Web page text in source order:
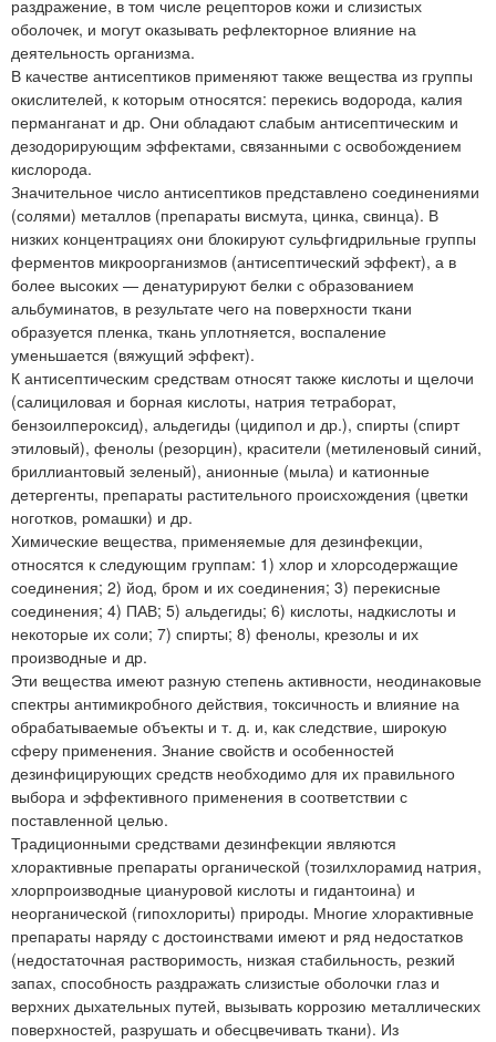
раздражение, в том числе рецепторов кожи и слизистых
оболочек, и могут оказывать рефлекторное влияние на
деятельность организма.
В качестве антисептиков применяют также вещества из группы
окислителей, к которым относятся: перекись водорода, калия
перманганат и др. Они обладают слабым антисептическим и
дезодорирующим эффектами, связанными с освобождением
кислорода.
Значительное число антисептиков представлено соединениями
(солями) металлов (препараты висмута, цинка, свинца). В
низких концентрациях они блокируют сульфгидрильные группы
ферментов микроорганизмов (антисептический эффект), а в
более высоких — денатурируют белки с образованием
альбуминатов, в результате чего на поверхности ткани
образуется пленка, ткань уплотняется, воспаление
уменьшается (вяжущий эффект).
К антисептическим средствам относят также кислоты и щелочи
(салициловая и борная кислоты, натрия тетраборат,
бензоилпероксид), альдегиды (цидипол и др.), спирты (спирт
этиловый), фенолы (резорцин), красители (метиленовый синий,
бриллиантовый зеленый), анионные (мыла) и катионные
детергенты, препараты растительного происхождения (цветки
ноготков, ромашки) и др.
Химические вещества, применяемые для дезинфекции,
относятся к следующим группам: 1) хлор и хлорсодержащие
соединения; 2) йод, бром и их соединения; 3) перекисные
соединения; 4) ПАВ; 5) альдегиды; 6) кислоты, надкислоты и
некоторые их соли; 7) спирты; 8) фенолы, крезолы и их
производные и др.
Эти вещества имеют разную степень активности, неодинаковые
спектры антимикробного действия, токсичность и влияние на
обрабатываемые объекты и т. д. и, как следствие, широкую
сферу применения. Знание свойств и особенностей
дезинфицирующих средств необходимо для их правильного
выбора и эффективного применения в соответствии с
поставленной целью.
Традиционными средствами дезинфекции являются
хлорактивные препараты органической (тозилхлорамид натрия,
хлорпроизводные циануровой кислоты и гидантоина) и
неорганической (гипохлориты) природы. Многие хлорактивные
препараты наряду с достоинствами имеют и ряд недостатков
(недостаточная растворимость, низкая стабильность, резкий
запах, способность раздражать слизистые оболочки глаз и
верхних дыхательных путей, вызывать коррозию металлических
поверхностей, разрушать и обесцвечивать ткани). Из